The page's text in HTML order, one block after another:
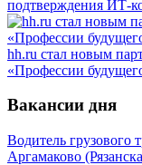
подтверждения ИТ-
hh.ru стал новым
«Профессии
Вакансии дня
Водитель грузового
Аргамаково